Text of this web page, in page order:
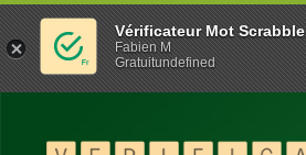
Vérificateur Mot Scrabble
Fabien M
Gratuitundefined